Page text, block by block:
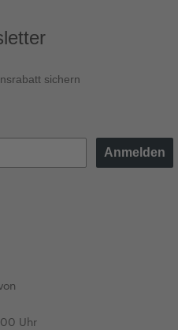
sichern
Anmelden
Uhr